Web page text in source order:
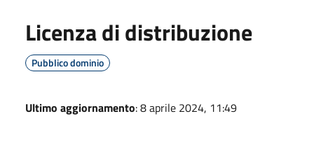
Licenza di distribuzione
Pubblico dominio
Ultimo aggiornamento: 8 aprile 2024, 11:49